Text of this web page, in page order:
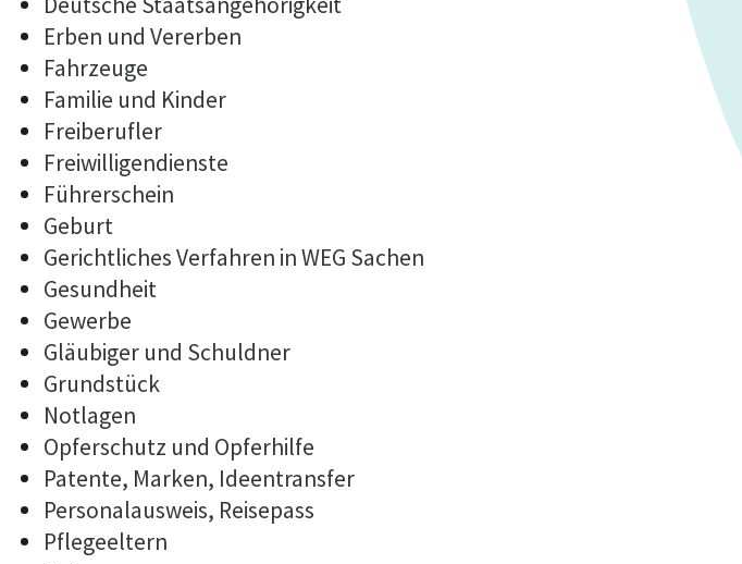
Erben und Vererben
Fahrzeuge
Familie und Kinder
Freiberufler
Freiwilligendienste
Führerschein
Geburt
Gerichtliches Verfahren in WEG Sachen
Gesundheit
Gewerbe
Gläubiger und Schuldner
Grundstück
Notlagen
Opferschutz und Opferhilfe
Patente, Marken, Ideentransfer
Personalausweis, Reisepass
Pflegeeltern